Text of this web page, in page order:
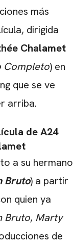
más
dirigida
Chalamet
Completo) en
que se ve
arriba.
de A24
a su hermano
Bruto) a partir
quien ya
Bruto, Marty
de